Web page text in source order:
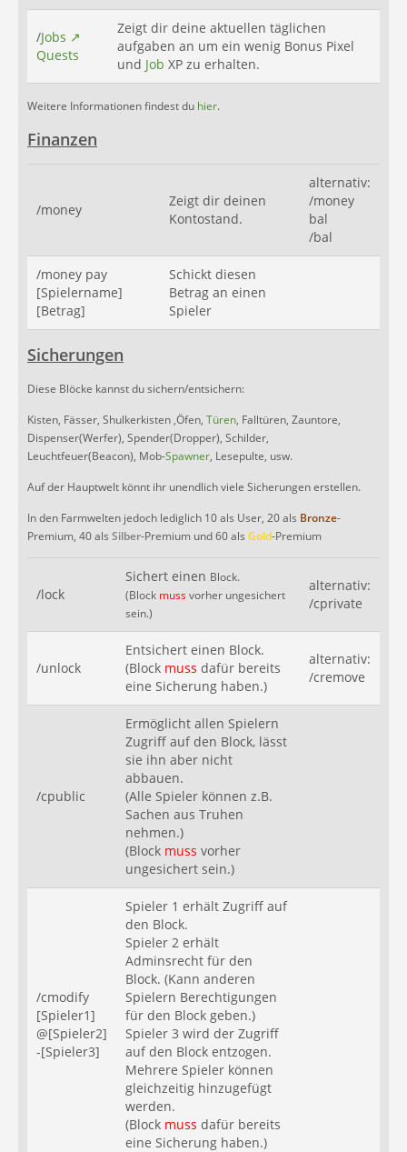
/Jobs
Quests
Zeigt dir deine aktuellen täglichen
aufgaben an um ein wenig Bonus Pixel
und Job XP zu erhalten.
Weitere Informationen findest du hier.
Finanzen
/money
Zeigt dir deinen
Kontostand.
alternativ:
/money
bal
/bal
/money pay
[Spielername]
[Betrag]
Schickt diesen
Betrag an einen
Spieler
Sicherungen
Diese Blöcke kannst du sichern/entsichern:
Kisten, Fässer, Shulkerkisten ,Öfen, Türen, Falltüren, Zauntore,
Dispenser(Werfer), Spender(Dropper), Schilder,
Leuchtfeuer(Beacon), Mob-Spawner, Lesepulte, usw.
Auf der Hauptwelt könnt ihr unendlich viele Sicherungen erstellen.
In den Farmwelten jedoch lediglich 10 als User, 20 als Bronze-
Premium, 40 als Silber-Premium und 60 als Gold-Premium
/lock
Sichert einen Block.
(Block mussvorher ungesichert
sein.)
alternativ:
/cprivate
/unlock
Entsichert einen Block.
(Block muss dafür bereits
eine Sicherung haben.)
alternativ:
/cremove
/cpublic
Ermöglicht allen Spielern
Zugriff auf den Block, lässt
sie ihn aber nicht
abbauen.
(Alle Spieler können z.B.
Sachen aus Truhen
nehmen.)
(Block muss vorher
ungesichert sein.)
/cmodify
[Spieler1]
@[Spieler2]
-[Spieler3]
Spieler 1 erhält Zugriff auf
den Block.
Spieler 2 erhält
Adminsrecht für den
Block. (Kann anderen
Spielern Berechtigungen
für den Block geben.)
Spieler 3 wird der Zugriff
auf den Block entzogen.
Mehrere Spieler können
gleichzeitig hinzugefügt
werden.
(Block muss dafür bereits
eine Sicherung haben.)